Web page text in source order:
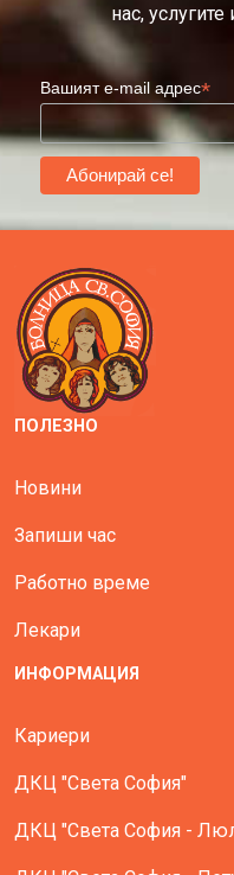
нас,
Вашият e-mail адрес*
ПОЛЕЗНО
Новини
Запиши час
Работно време
Лекари
ИНФОРМАЦИЯ
Кариери
ДКЦ "Света София"
ДКЦ "Света София -